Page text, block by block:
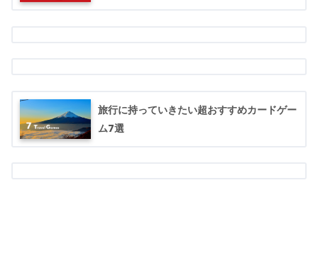
旅行に持っていきたい超おすすめカードゲー
ム7選